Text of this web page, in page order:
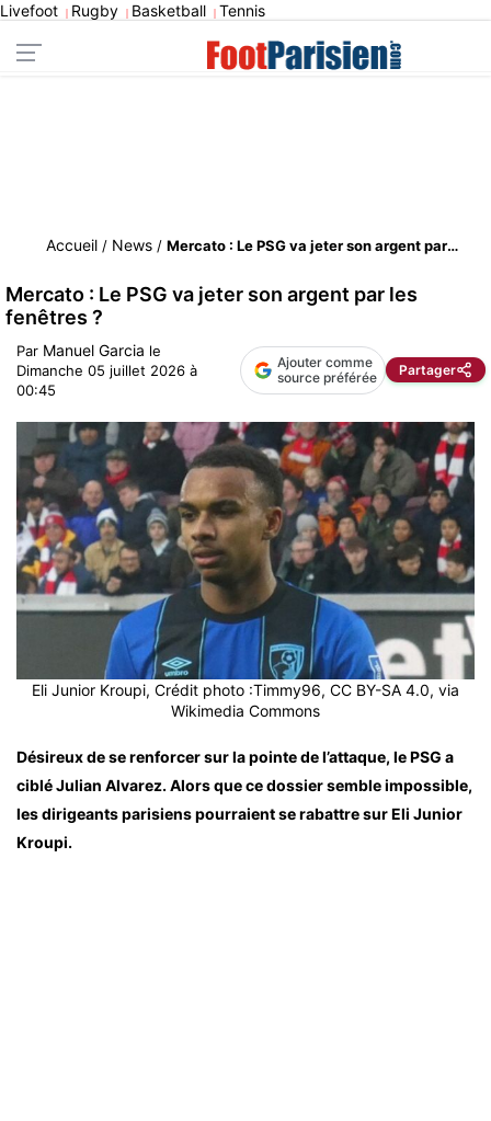
Livefoot | Rugby | Basketball | Tennis
Accueil / News / Mercato : Le PSG va jeter son argent par les fenêtres ?
Mercato : Le PSG va jeter son argent par les
fenêtres ?
Par Manuel Garcia le
Dimanche 05 juillet 2026 à
00:45
Ajouter comme
source préférée
Partager
Eli Junior Kroupi, Crédit photo :Timmy96, CC BY-SA 4.0, via
Wikimedia Commons
Désireux de se renforcer sur la pointe de l’attaque, le PSG a
ciblé Julian Alvarez. Alors que ce dossier semble impossible,
les dirigeants parisiens pourraient se rabattre sur Eli Junior
Kroupi.